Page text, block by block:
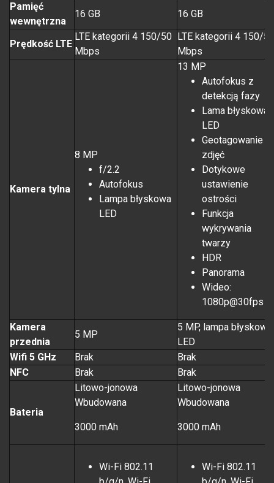
Pamięć
wewnętrzna
16 GB 16 GB
Prędkość LTE
LTE kategorii 4 150/50
Mbps
LTE kategorii 4 150/50
Mbps
Kamera tylna
8 MP
f/2.2
Autofokus
Lampa błyskowa
LED
13 MP
Autofokus z
detekcją fazy
Lama błyskowa
LED
Geotagowanie
zdjęć
Dotykowe
ustawienie
ostrości
Funkcja
wykrywania
twarzy
HDR
Panorama
Wideo:
1080p@30fps
Kamera
przednia
5 MP
5 MP, lampa błyskowa
LED
Wifi 5 GHz
Brak
Brak
NFC
Brak Brak
Bateria
Litowo-jonowa
Wbudowana
3000 mAh
Litowo-jonowa
Wbudowana
3000 mAh
Wi-Fi 802.11
Wi-Fi 802.11